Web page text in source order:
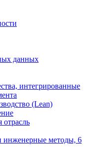
данных
интегрированные
(Lean)
отрасль
инженерные методы, 6